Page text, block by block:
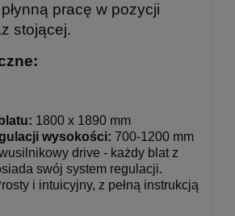
pracę w pozycji
stojącej.
1800 x 1890 mm
wysokości: 700-1200 mm
drive - każdy blat z
swój system regulacji.
i intuicyjny, z pełną instrukcją